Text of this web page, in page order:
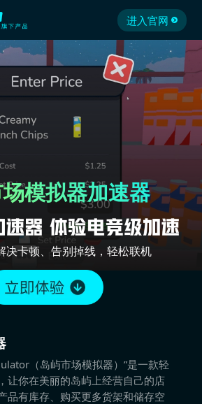
进入官网
模拟器加速器
决卡顿、告别掉线，轻松联机
（岛屿市场模拟器）”是一款轻
让你在美丽的岛屿上经营自己的店
品有库存、购买更多货架和储存空